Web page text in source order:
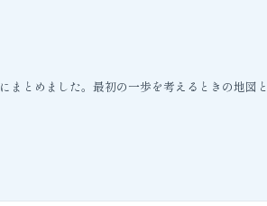
とめました。最初の一歩を考えるときの地図と